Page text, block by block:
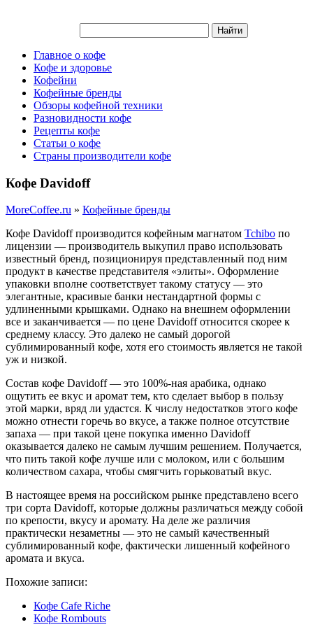
Главное о кофе
Кофе и здоровье
Кофейни
Кофейные бренды
Обзоры кофейной техники
Разновидности кофе
Рецепты кофе
Статьи о кофе
Страны производители кофе
Кофе Davidoff
MoreCoffee.ru » Кофейные бренды
Кофе Davidoff производится кофейным магнатом Tchibo по
лицензии — производитель выкупил право использовать
известный бренд, позиционируя представленный под ним
продукт в качестве представителя «элиты». Оформление
упаковки вполне соответствует такому статусу — это
элегантные, красивые банки нестандартной формы с
удлиненными крышками. Однако на внешнем оформлении
все и заканчивается — по цене Davidoff относится скорее к
среднему классу. Это далеко не самый дорогой
сублимированный кофе, хотя его стоимость является не такой
уж и низкой.
Состав кофе Davidoff — это 100%-ная арабика, однако
ощутить ее вкус и аромат тем, кто сделает выбор в пользу
этой марки, вряд ли удастся. К числу недостатков этого кофе
можно отнести горечь во вкусе, а также полное отсутствие
запаха — при такой цене покупка именно Davidoff
оказывается далеко не самым лучшим решением. Получается,
что пить такой кофе лучше или с молоком, или с большим
количеством сахара, чтобы смягчить горьковатый вкус.
В настоящее время на российском рынке представлено всего
три сорта Davidoff, которые должны различаться между собой
по крепости, вкусу и аромату. На деле же различия
практически незаметны — это не самый качественный
сублимированный кофе, фактически лишенный кофейного
аромата и вкуса.
Похожие записи:
Кофе Cafe Riche
Кофе Rombouts